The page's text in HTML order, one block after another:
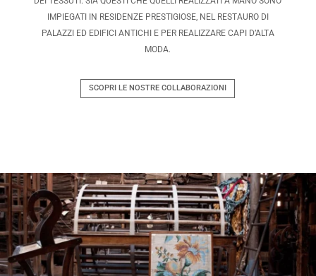
IMPIEGATI IN RESIDENZE PRESTIGIOSE, NEL RESTAURO DI
PALAZZI ED EDIFICI ANTICHI E PER REALIZZARE CAPI D’ALTA
MODA.
SCOPRI LE NOSTRE COLLABORAZIONI